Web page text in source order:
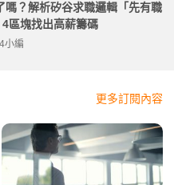
嗎？解析矽谷求職邏輯「先有職
區塊找出高薪籌碼
小編
更多訂閱內容